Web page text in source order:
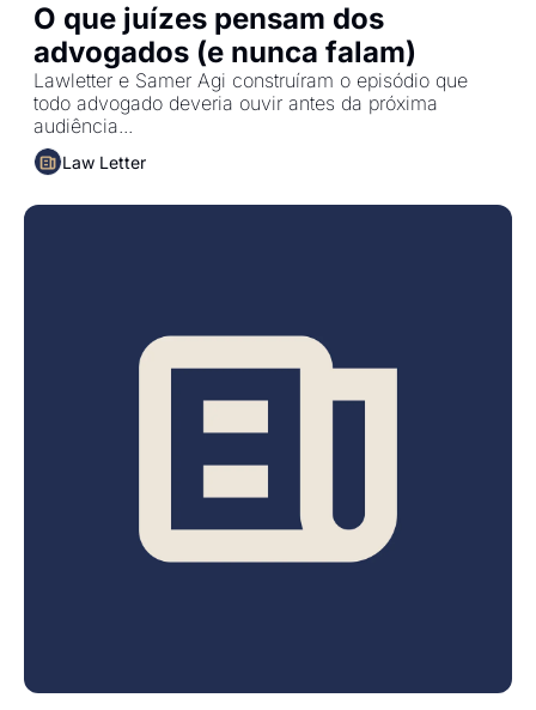
O que juízes pensam dos
advogados (e nunca falam)
Lawletter e Samer Agi construíram o episódio que
todo advogado deveria ouvir antes da próxima
audiência...
Law Letter